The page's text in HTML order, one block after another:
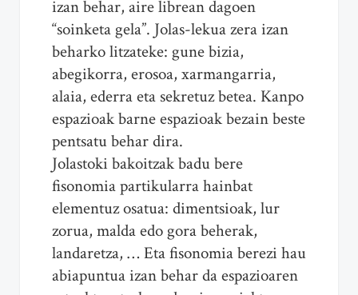
izan behar, aire librean dagoen
“soinketa gela”. Jolas-lekua zera izan
beharko litzateke: gune bizia,
abegikorra, erosoa, xarmangarria,
alaia, ederra eta sekretuz betea. Kanpo
espazioak barne espazioak bezain beste
pentsatu behar dira.
Jolastoki bakoitzak badu bere
fisonomia partikularra hainbat
elementuz osatua: dimentsioak, lur
zorua, malda edo gora beherak,
landaretza, … Eta fisonomia berezi hau
abiapuntua izan behar da espazioaren